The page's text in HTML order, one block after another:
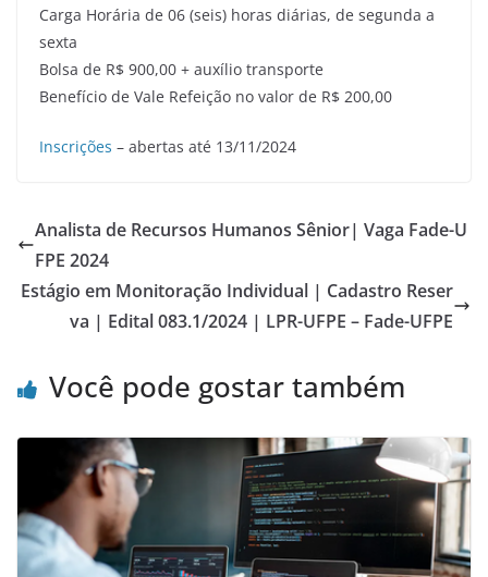
Carga Horária de 06 (seis) horas diárias, de segunda a
sexta
Bolsa de R$ 900,00 + auxílio transporte
Benefício de Vale Refeição no valor de R$ 200,00
Inscrições – abertas até 13/11/2024
Analista de Recursos Humanos Sênior| Vaga Fade-U
FPE 2024
Estágio em Monitoração Individual | Cadastro Reser
va | Edital 083.1/2024 | LPR-UFPE – Fade-UFPE
Você pode gostar também